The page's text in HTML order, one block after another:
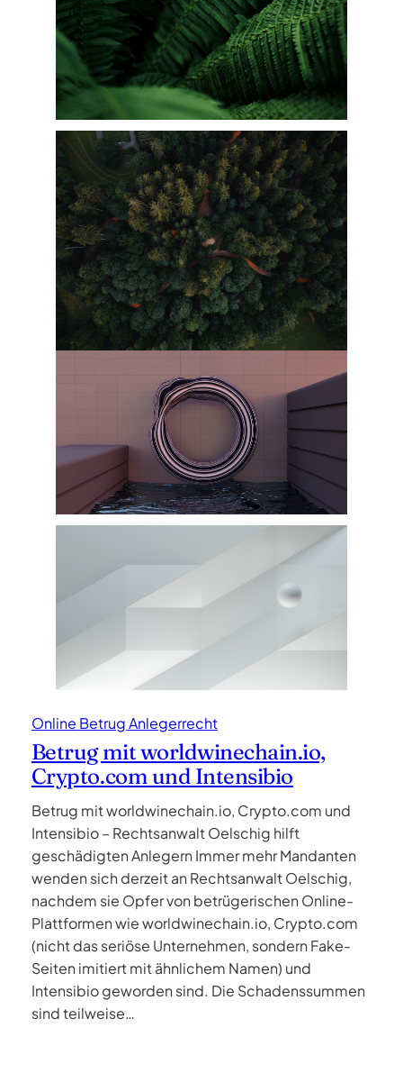
Online Betrug Anlegerrecht
Betrug mit worldwinechain.io,
Crypto.com und Intensibio
Betrug mit worldwinechain.io, Crypto.com und
Intensibio – Rechtsanwalt Oelschig hilft
geschädigten Anlegern Immer mehr Mandanten
wenden sich derzeit an Rechtsanwalt Oelschig,
nachdem sie Opfer von betrügerischen Online-
Plattformen wie worldwinechain.io, Crypto.com
(nicht das seriöse Unternehmen, sondern Fake-
Seiten imitiert mit ähnlichem Namen) und
Intensibio geworden sind. Die Schadenssummen
sind teilweise…